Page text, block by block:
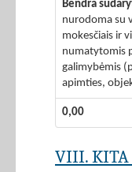
Bendra
nurodoma su
mokesčiais ir
numatytomis
galimybėmis
apimties,
0,00
VIII. KITA